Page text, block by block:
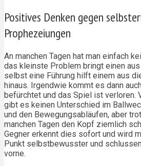
Positives Denken gegen
Prophezeiungen
An manchen Tagen hat man einfach
das kleinste Problem bringt einen
selbst eine Führung hilft einem aus
hinaus. Irgendwie kommt es dann
befürchtet und das Spiel ist verloren.
gibt es keinen Unterschied im
und den Bewegungsabläufen, aber
manchen Tagen den Kopf ziemlich
Gegner erkennt dies sofort und wird
Punkt selbstbewusster und
vorne.